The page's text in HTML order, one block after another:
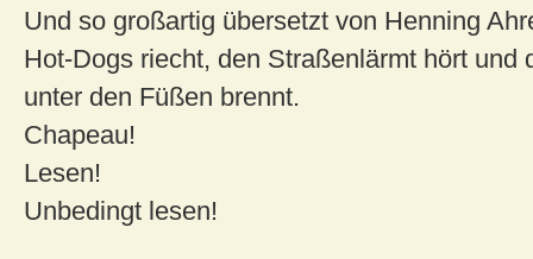
Und so großartig übersetzt von Henning
Hot-Dogs riecht, den Straßenlärmt hört und
unter den Füßen brennt.
Chapeau!
Lesen!
Unbedingt lesen!